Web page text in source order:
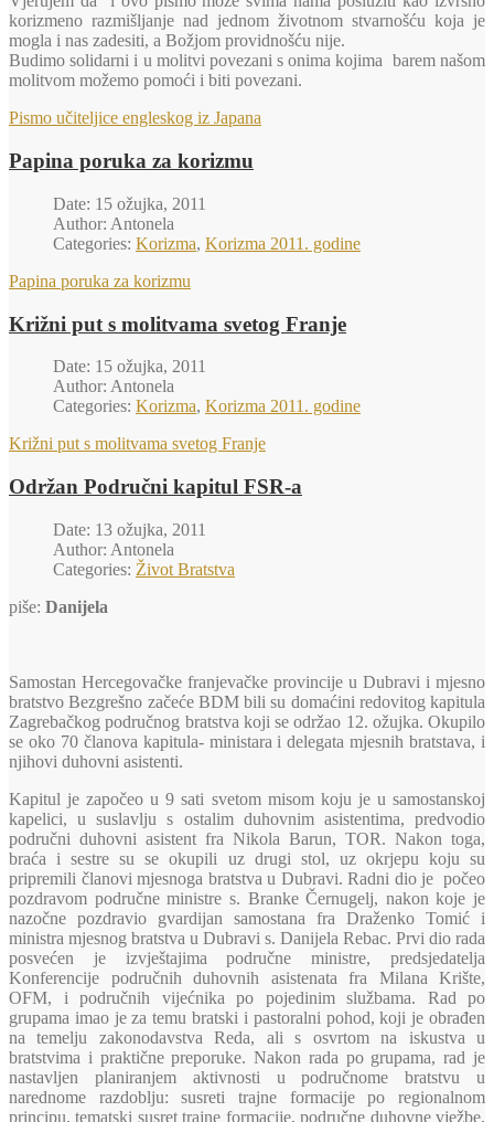
korizmeno razmišljanje nad jednom životnom stvarnošću koja je
mogla i nas zadesiti, a Božjom providnošću nije.
Budimo solidarni i u molitvi povezani s onima kojima barem našom
molitvom možemo pomoći i biti povezani.
Pismo učiteljice engleskog iz Japana
Papina poruka za korizmu
Date: 15 ožujka, 2011
Author: Antonela
Categories: Korizma, Korizma 2011. godine
Papina poruka za korizmu
Križni put s molitvama svetog Franje
Date: 15 ožujka, 2011
Author: Antonela
Categories: Korizma, Korizma 2011. godine
Križni put s molitvama svetog Franje
Održan Područni kapitul FSR-a
Date: 13 ožujka, 2011
Author: Antonela
Categories: Život Bratstva
piše: Danijela
Samostan Hercegovačke franjevačke provincije u Dubravi i mjesno
bratstvo Bezgrešno začeće BDM bili su domaćini redovitog kapitula
Zagrebačkog područnog bratstva koji se održao 12. ožujka. Okupilo
se oko 70 članova kapitula- ministara i delegata mjesnih bratstava, i
njihovi duhovni asistenti.
Kapitul je započeo u 9 sati svetom misom koju je u samostanskoj
kapelici, u suslavlju s ostalim duhovnim asistentima, predvodio
područni duhovni asistent fra Nikola Barun, TOR. Nakon toga,
braća i sestre su se okupili uz drugi stol, uz okrjepu koju su
pripremili članovi mjesnoga bratstva u Dubravi. Radni dio je počeo
pozdravom područne ministre s. Branke Černugelj, nakon koje je
nazočne pozdravio gvardijan samostana fra Draženko Tomić i
ministra mjesnog bratstva u Dubravi s. Danijela Rebac. Prvi dio rada
posvećen je izvještajima područne ministre, predsjedatelja
Konferencije područnih duhovnih asistenata fra Milana Krište,
OFM, i područnih vijećnika po pojedinim službama. Rad po
grupama imao je za temu bratski i pastoralni pohod, koji je obrađen
na temelju zakonodavstva Reda, ali s osvrtom na iskustva u
bratstvima i praktične preporuke. Nakon rada po grupama, rad je
nastavljen planiranjem aktivnosti u područnome bratstvu u
narednome razdoblju: susreti trajne formacije po regionalnom
principu, tematski susret trajne formacije, područne duhovne vježbe,